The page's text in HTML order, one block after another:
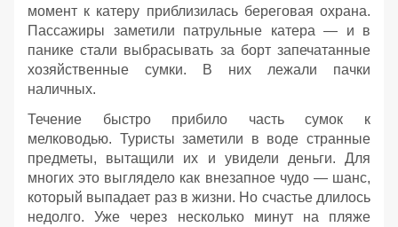
момент к катеру приблизилась береговая охрана.
Пассажиры заметили патрульные катера — и в
панике стали выбрасывать за борт запечатанные
хозяйственные сумки. В них лежали пачки
наличных.
Течение быстро прибило часть сумок к
мелководью. Туристы заметили в воде странные
предметы, вытащили их и увидели деньги. Для
многих это выглядело как внезапное чудо — шанс,
который выпадает раз в жизни. Но счастье длилось
недолго. Уже через несколько минут на пляже